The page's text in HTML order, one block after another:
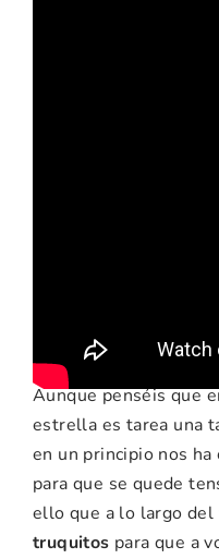
Aunque penséis que
estrella es tarea una
en un principio nos
para que se quede
ello que a lo largo del
truquitos para que a